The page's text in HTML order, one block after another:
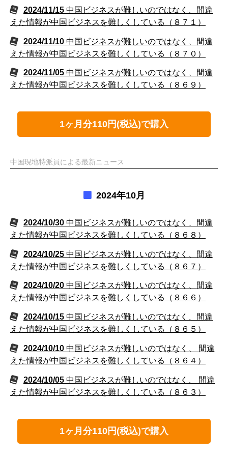
2024/11/15 中国ビジネスが難しいのではなく、間違
えた情報が中国ビジネスを難しくしている（８７１）
2024/11/10 中国ビジネスが難しいのではなく、間違
えた情報が中国ビジネスを難しくしている（８７０）
2024/11/05 中国ビジネスが難しいのではなく、間違
えた情報が中国ビジネスを難しくしている（８６９）
1ヶ月分110円(税込)で購入
中国現地特派員による最新ニュース
2024年10月
2024/10/30 中国ビジネスが難しいのではなく、間違
えた情報が中国ビジネスを難しくしている（８６８）
2024/10/25 中国ビジネスが難しいのではなく、間違
えた情報が中国ビジネスを難しくしている（８６７）
2024/10/20 中国ビジネスが難しいのではなく、間違
えた情報が中国ビジネスを難しくしている（８６６）
2024/10/15 中国ビジネスが難しいのではなく、間違
えた情報が中国ビジネスを難しくしている（８６５）
2024/10/10 中国ビジネスが難しいのではなく、 間違
えた情報が中国ビジネスを難しくしている（８６４）
2024/10/05 中国ビジネスが難しいのではなく、 間違
えた情報が中国ビジネスを難しくしている（８６３）
1ヶ月分110円(税込)で購入